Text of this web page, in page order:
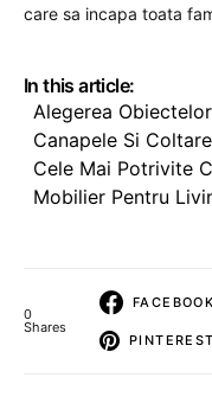
care sa incapa toata
In this article:
Alegerea
Canapele Si
Cele Mai Potrivite
Mobilier Pentru
0
Shares
FACEBOOK
PINTEREST